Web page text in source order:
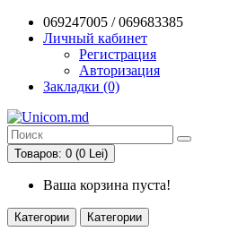
069247005 / 069683385
Личный кабинет
Регистрация
Авторизация
Закладки (0)
Товаров: 0 (0 Lei)
Ваша корзина пуста!
Категории Категории